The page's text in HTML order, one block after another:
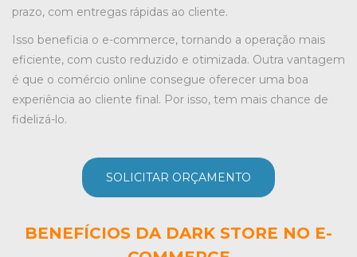
prazo, com entregas rápidas ao cliente.
Isso beneficia o e-commerce, tornando a operação mais
eficiente, com custo reduzido e otimizada. Outra vantagem
é que o comércio online consegue oferecer uma boa
experiência ao cliente final. Por isso, tem mais chance de
fidelizá-lo.
SOLICITAR ORÇAMENTO
BENEFÍCIOS DA DARK STORE NO E-